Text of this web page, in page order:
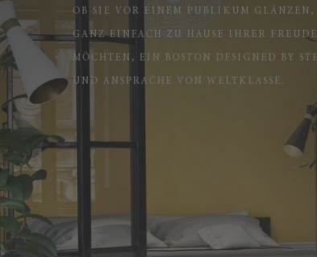
OB SIE VOR EINEM PUBLIKUM GLÄNZEN,
GANZ EINFACH ZU HAUSE IHRER
MÖCHTEN, EIN BOSTON DESIGNED BY
UND ANSPRACHE VON WELTKLASSE.